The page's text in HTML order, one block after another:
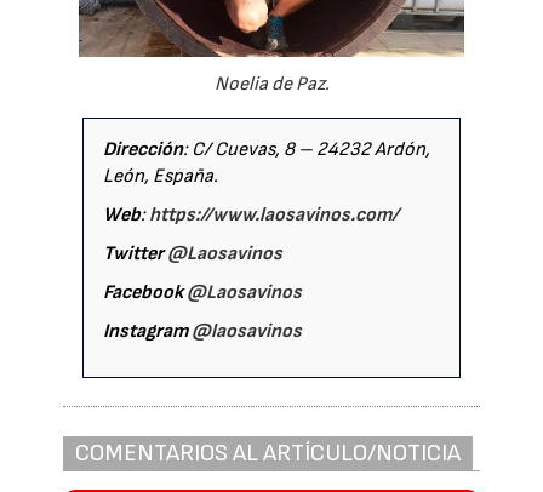
Noelia de Paz.
Dirección: C/ Cuevas, 8 – 24232 Ardón,
León, España.
Web:https://www.laosavinos.com/
Twitter@Laosavinos
Facebook@Laosavinos
Instagram@laosavinos
COMENTARIOS AL ARTÍCULO/NOTICIA